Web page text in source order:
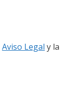
Aviso Legal y la